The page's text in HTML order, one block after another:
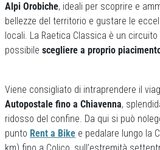
Alpi Orobiche, ideali per scoprire e
bellezze del territorio e gustare le
locali. La Raetica Classica è un
possibile scegliere a proprio
Viene consigliato di intraprendere il
Autopostale fino a Chiavenna,
ridosso del confine. Da qui si può
punto Rent a Bike e pedalare lungo la